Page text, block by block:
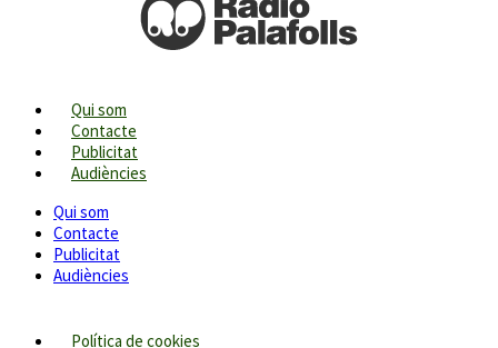
Qui som
Contacte
Publicitat
Audiències
Qui som
Contacte
Publicitat
Audiències
Política de cookies